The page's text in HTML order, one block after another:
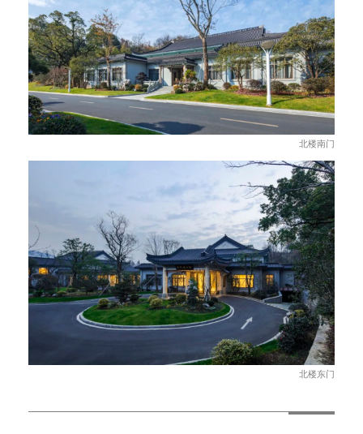
北楼南门
北楼东门